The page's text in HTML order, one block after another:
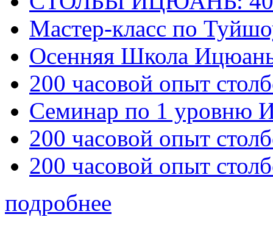
Мастер-класс по
Осенняя Школа
200 часовой опыт
Семинар по 1 уровню
200 часовой опыт
200 часовой опыт
подробнее